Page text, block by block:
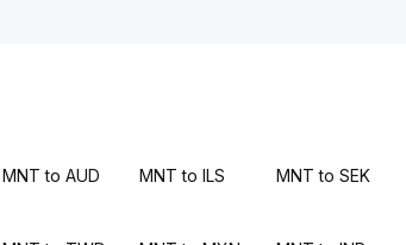
MNT to AUD MNT to ILS MNT to SEK